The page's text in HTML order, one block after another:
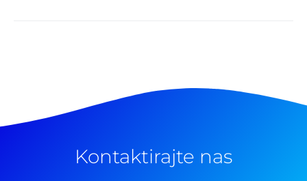
Kontaktirajte nas